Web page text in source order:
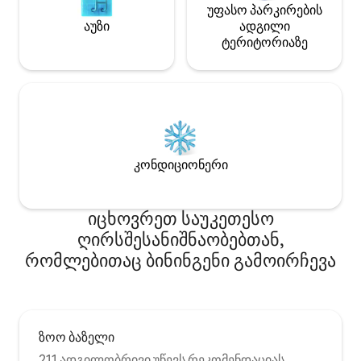
აუზი
უფასო პარკირების
ადგილი
ტერიტორიაზე
კონდიციონერი
იცხოვრეთ საუკეთესო
ღირსშესანიშნაობებთან,
რომლებითაც ბინინგენი გამოირჩევა
ზოო ბაზელი